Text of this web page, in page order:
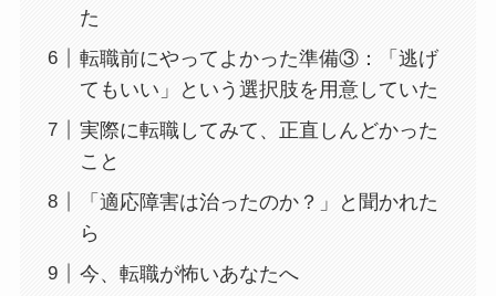
た
転職前にやってよかった準備③：「逃げ
てもいい」という選択肢を用意していた
実際に転職してみて、正直しんどかった
こと
「適応障害は治ったのか？」と聞かれた
ら
今、転職が怖いあなたへ